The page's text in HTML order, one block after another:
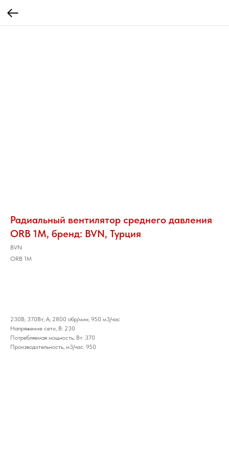
Радиальный вентилятор среднего давления
ORB 1M, бренд: BVN, Турция
BVN
ORB 1M
230В; 370Вт; A; 2800 обр/мин; 950 м3/час
Напряжение сети, В: 230
Потребляемая мощность, Вт: 370
Производительность, м3/час: 950